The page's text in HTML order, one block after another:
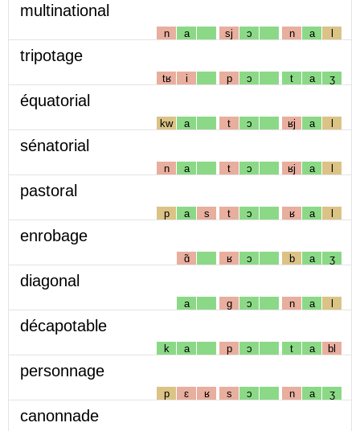
multinational
n a sj ɔ n a l
tripotage
tʁ i p ɔ t a ʒ
équatorial
kw a t ɔ ʁj a l
sénatorial
n a t ɔ ʁj a l
pastoral
p a s t ɔ ʁ a l
enrobage
ɑ̃ ʁ ɔ b a ʒ
diagonal
a g ɔ n a l
décapotable
k a p ɔ t a bl
personnage
p ɛ ʁ s ɔ n a ʒ
canonnade